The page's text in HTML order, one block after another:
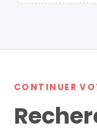
CONTINUER